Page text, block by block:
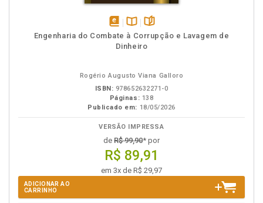
disponível
em
Disponível
na
páginas
Engenharia do Combate à Corrupção e Lavagem de
Dinheiro
Rogério Augusto Viana Galloro
ISBN: 978652632271-0
Páginas: 138
Publicado em: 18/05/2026
VERSÃO IMPRESSA
de R$ 99,90* por
R$ 89,91
em 3x de R$ 29,97
ADICIONAR AO
CARRINHO